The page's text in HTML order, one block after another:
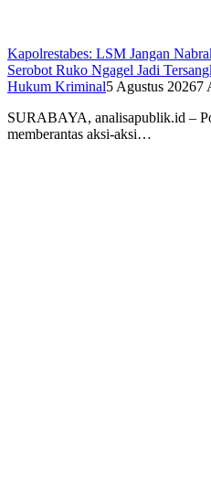
Kapolrestabes: LSM Jangan
Serobot Ruko Ngagel Jadi
Hukum Kriminal5 Agustus 20267
SURABAYA, analisapublik.id –
memberantas aksi-aksi…